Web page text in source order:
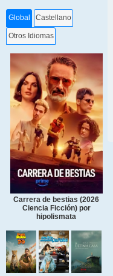
Global Castellano
Otros Idiomas
Carrera de bestias (2026
Ciencia Ficción) por
hipolismata